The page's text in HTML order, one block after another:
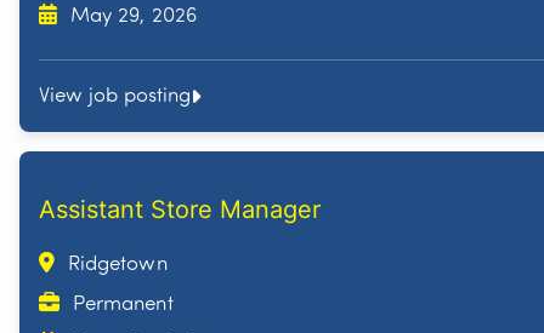
May 29, 2026
View job posting
Assistant Store Manager
Ridgetown
Permanent